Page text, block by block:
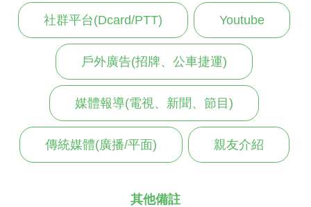
社群平台(Dcard/PTT) Youtube
戶外廣告(招牌、公車捷運)
媒體報導(電視、新聞、節目)
傳統媒體(廣播/平面) 親友介紹
其他備註